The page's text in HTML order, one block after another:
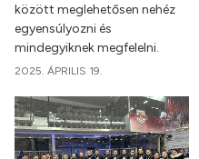
között meglehetősen nehéz
egyensúlyozni és
mindegyiknek megfelelni.
2025. ÁPRILIS 19.